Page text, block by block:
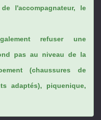
l'accompagnateur, le
refuser une
pas au niveau de la
(chaussures de
adaptés), piquenique,